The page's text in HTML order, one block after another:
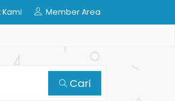
Kami Member Area
Cari